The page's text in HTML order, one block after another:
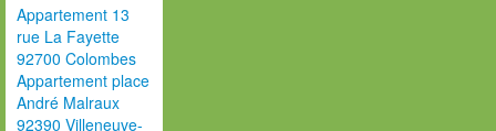
Appartement 13
rue La Fayette
92700 Colombes
Appartement place
André Malraux
92390 Villeneuve-